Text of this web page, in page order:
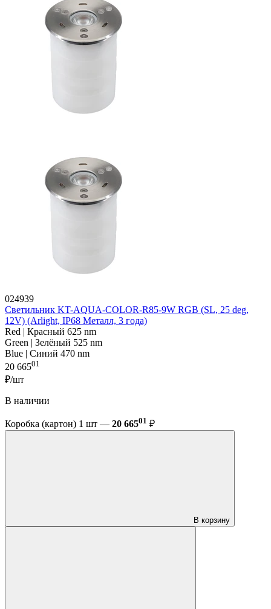
024939
Светильник KT-AQUA-COLOR-R85-9W RGB (SL, 25 deg,
12V) (Arlight, IP68 Металл, 3 года)
Red | Красный 625 nm
Green | Зелёный 525 nm
Blue | Синий 470 nm
20 66501
₽/шт
В наличии
Коробка (картон) 1 шт — 20 66501 ₽
В корзину